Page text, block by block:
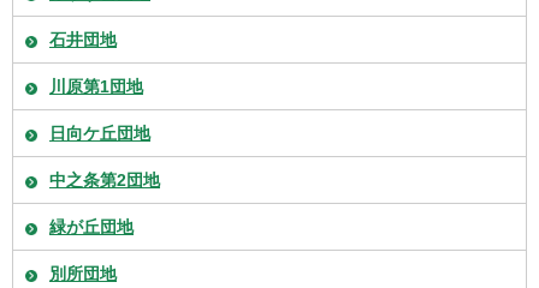
石井団地
川原第1団地
日向ケ丘団地
中之条第2団地
緑が丘団地
別所団地